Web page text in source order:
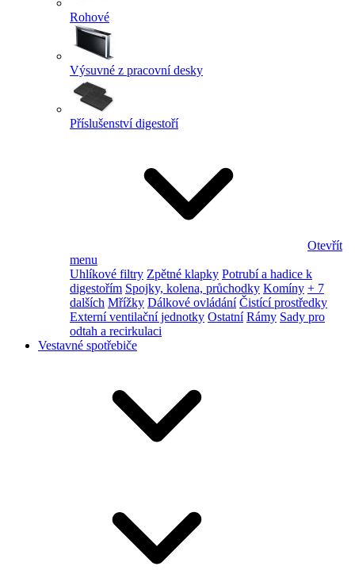
Rohové
Výsuvné z pracovní desky
Příslušenství digestoří
Otevřít
menu
Uhlíkové filtry Zpětné klapky Potrubí a hadice k
digestořím Spojky, kolena, průchodky Komíny + 7
dalších Mřížky Dálkové ovládání Čistící prostředky
Externí ventilační jednotky Ostatní Rámy Sady pro
odtah a recirkulaci
Vestavné spotřebiče